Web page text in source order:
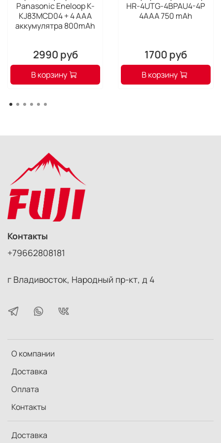
Panasonic Eneloop K-
KJ83MCD04 + 4 ААА
аккумулятра 800mAh
2990 руб
В корзину
HR-4UTG-4BPAU4-4P
4AAA 750 mAh
1700 руб
В корзину
О компании
Доставка
Оплата
Контакты
Доставка
Контакты
+79662808181
г Владивосток, Народный пр-кт, д 4